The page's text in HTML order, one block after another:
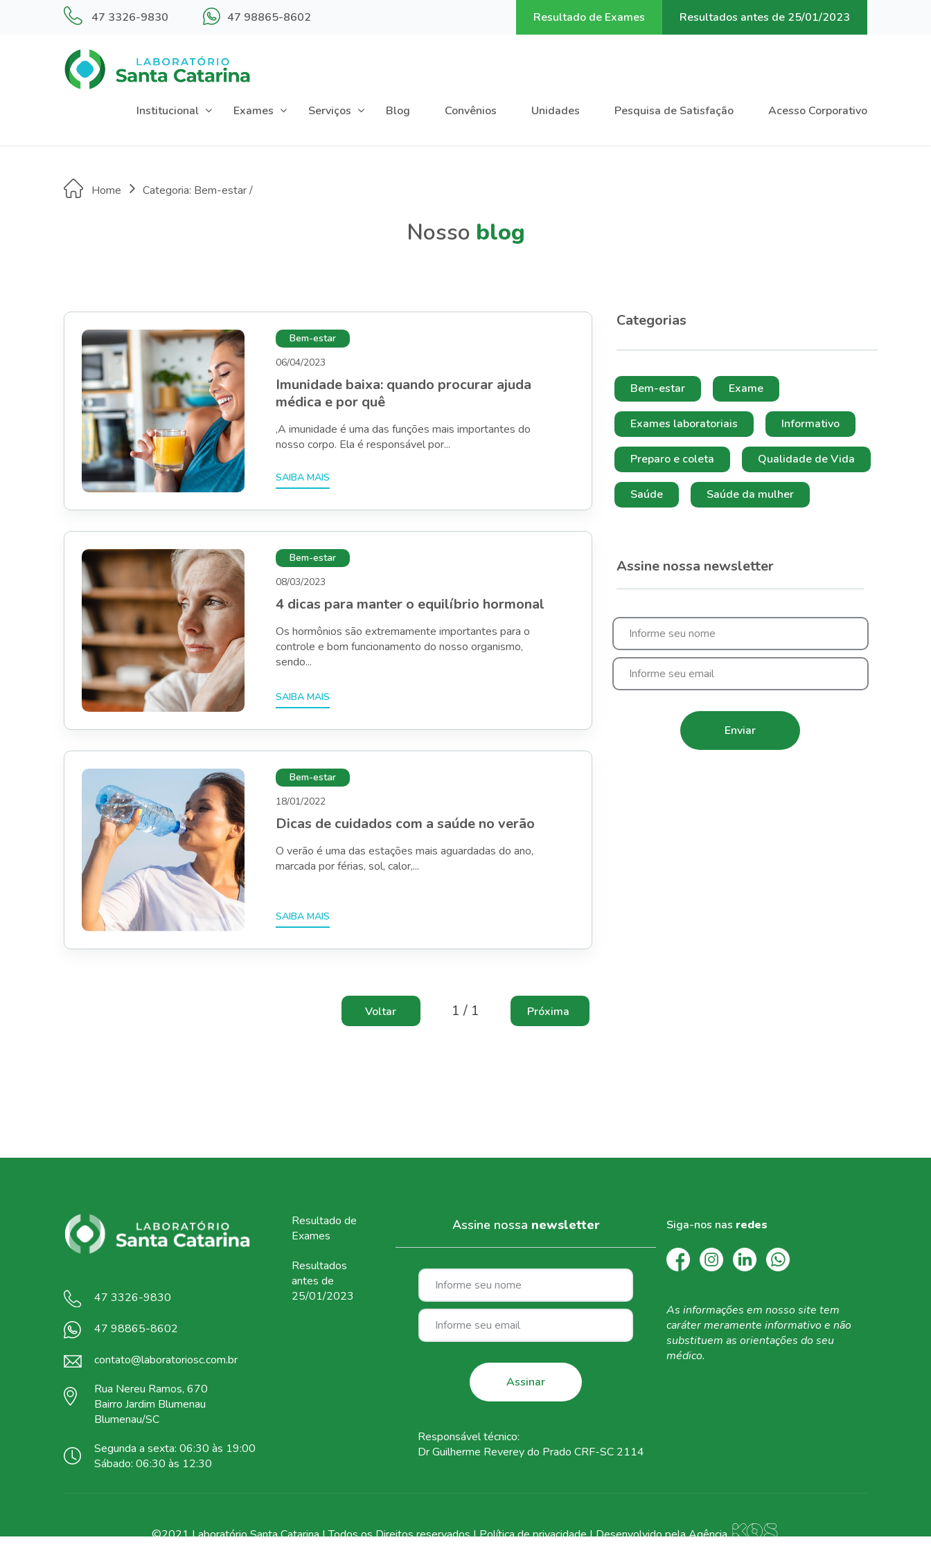
47 3326-9830 47 98865-8602 Resultado de Exames Resultados antes de 25/01/2023
Institucional Exames Serviços Blog Convênios Unidades Pesquisa de Satisfação Acesso Corporativo
Home Categoria: Bem-estar /
Nosso blog
06/04/2023
Imunidade baixa: quando procurar ajuda
médica e por quê
,A imunidade é uma das funções mais importantes do
nosso corpo. Ela é responsável por...
Bem-estar
08/03/2023
4 dicas para manter o equilíbrio hormonal
Os hormônios são extremamente importantes para o
controle e bom funcionamento do nosso organismo,
sendo...
Bem-estar
18/01/2022
Dicas de cuidados com a saúde no verão
O verão é uma das estações mais aguardadas do ano,
marcada por férias, sol, calor,...
Bem-estar
Categorias
Bem-estar Exame
Exames laboratoriais Informativo
Preparo e coleta Qualidade de Vida
Saúde Saúde da mulher
Assine nossa newsletter
1 / 1
47 3326-9830
47 98865-8602
contato@laboratoriosc.com.br
Rua Nereu Ramos, 670
Bairro Jardim Blumenau
Blumenau/SC
Segunda a sexta: 06:30 às 19:00
Sábado: 06:30 às 12:30
Resultado de
Exames
Resultados
antes de
25/01/2023
Assine nossa newsletter
Responsável técnico:
Dr Guilherme Reverey do Prado CRF-SC 2114
Siga-nos nas redes
As informações em nosso site tem
carátermeramente informativoe não
substituem as orientações do seu
médico.
©2021 Laboratório Santa Catarina | Todos os Direitos reservados |Política de privacidade| Desenvolvido pelaAgência